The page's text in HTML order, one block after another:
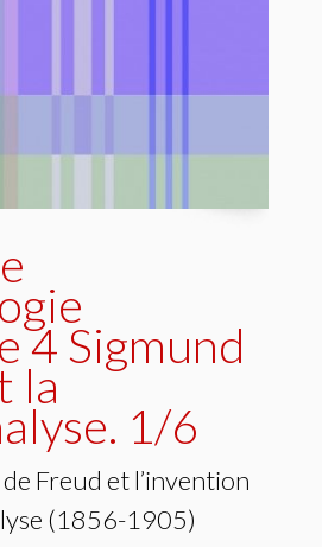
4 Sigmund
la
1/6
Freud et l’invention
(1856-1905)